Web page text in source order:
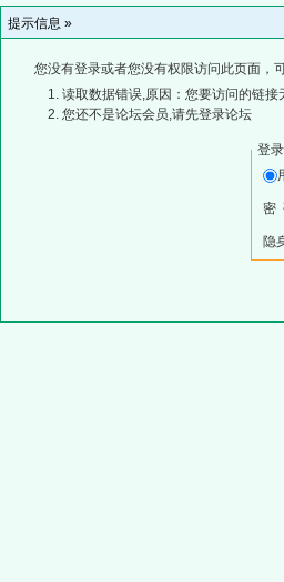
提示信息 »
您没有登录或者您没有权限访问此页面，
读取数据错误,原因：您要访问的链
您还不是论坛会员,请先登录论坛
登录
密
隐